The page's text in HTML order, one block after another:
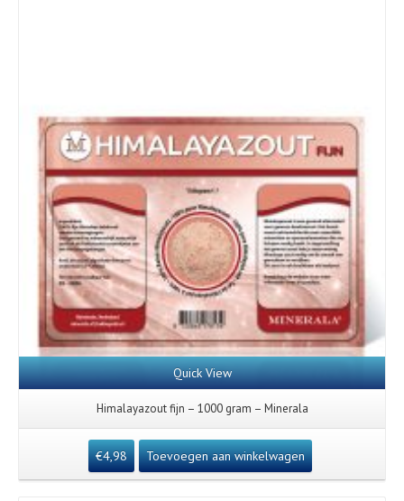
Quick View
Himalayazout fijn – 1000 gram – Minerala
€4,98 Toevoegen aan winkelwagen